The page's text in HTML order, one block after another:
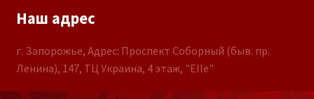
Наш адрес
г. Запорожье, Адрес: Проспект Соборный (быв. пр.
Ленина), 147, ТЦ Украина, 4 этаж, "Elle"